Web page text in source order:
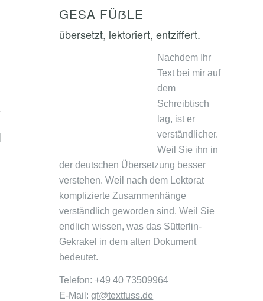
GESA FÜẞLE
übersetzt, lektoriert, entziffert.
Nachdem Ihr
Text bei mir auf
dem
Schreibtisch
lag, ist er
verständlicher.
Weil Sie ihn in
der deutschen Übersetzung besser
verstehen. Weil nach dem Lektorat
komplizierte Zusammenhänge
verständlich geworden sind. Weil Sie
endlich wissen, was das Sütterlin-
Gekrakel in dem alten Dokument
bedeutet.
Telefon:+49 40 73509964
E-Mail:gf@textfuss.de